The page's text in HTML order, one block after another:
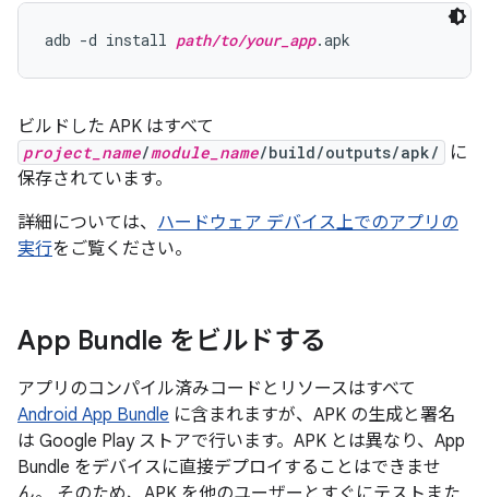
adb -d install path/to/your_app
ビルドした APK はすべて
project_name/module_name/build/outputs/apk/
に
保存されています。
詳細については、 ハードウェア デバイス上でのアプリの
実行をご覧ください。
App Bundle をビルドする
アプリのコンパイル済みコードとリソースはすべて
Android App Bundle に含まれますが、APK の生成と署名
は Google Play ストアで行います。APK とは異なり、App
Bundle をデバイスに直接デプロイすることはできませ